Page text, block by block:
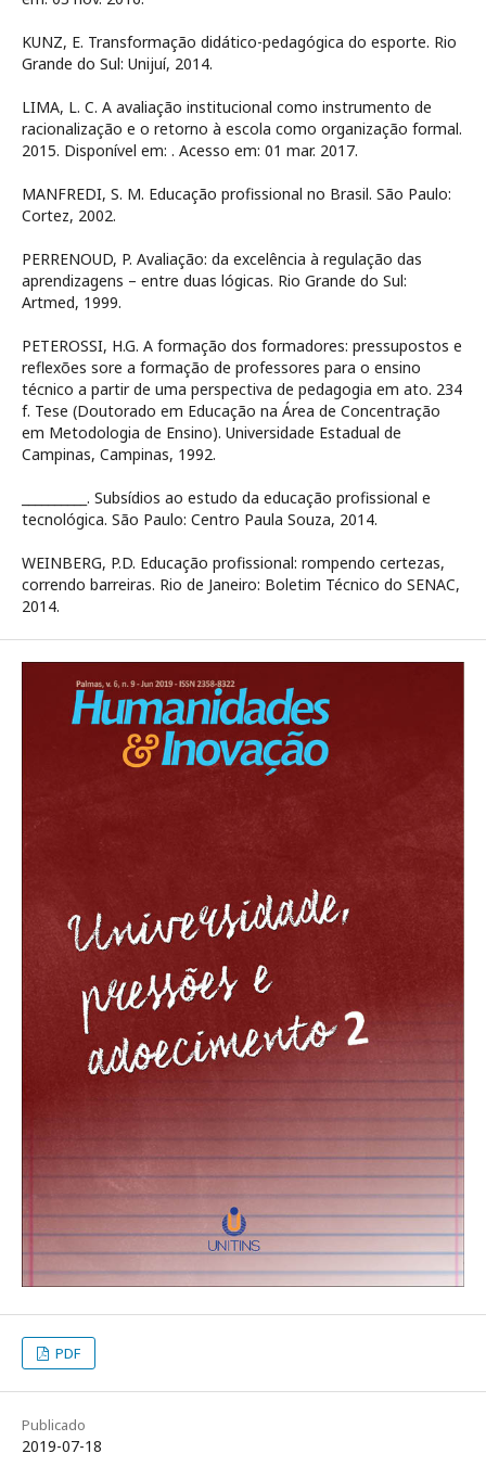
KUNZ, E. Transformação didático-pedagógica do esporte. Rio
Grande do Sul: Unijuí, 2014.
LIMA, L. C. A avaliação institucional como instrumento de
racionalização e o retorno à escola como organização formal.
2015. Disponível em: . Acesso em: 01 mar. 2017.
MANFREDI, S. M. Educação profissional no Brasil. São Paulo:
Cortez, 2002.
PERRENOUD, P. Avaliação: da excelência à regulação das
aprendizagens – entre duas lógicas. Rio Grande do Sul:
Artmed, 1999.
PETEROSSI, H.G. A formação dos formadores: pressupostos e
reflexões sore a formação de professores para o ensino
técnico a partir de uma perspectiva de pedagogia em ato. 234
f. Tese (Doutorado em Educação na Área de Concentração
em Metodologia de Ensino). Universidade Estadual de
Campinas, Campinas, 1992.
__________. Subsídios ao estudo da educação profissional e
tecnológica. São Paulo: Centro Paula Souza, 2014.
WEINBERG, P.D. Educação profissional: rompendo certezas,
correndo barreiras. Rio de Janeiro: Boletim Técnico do SENAC,
2014.
PDF
Publicado
2019-07-18